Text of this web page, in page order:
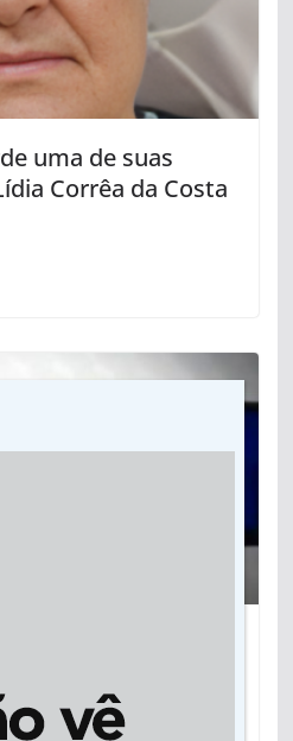
uma de suas
Corrêa da Costa
roupas e
em